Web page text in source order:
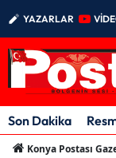
YAZARLAR
Son Dakika
Konya Postası